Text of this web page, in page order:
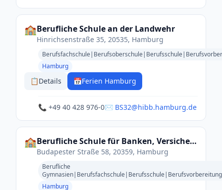
🏫Berufliche Schule an der Landwehr
Hinrichsenstraße 35, 20535, Hamburg
Hamburg
📋Details 📅Ferien Hamburg
📞 +49 40 428 976-0✉️ BS32@hibb.hamburg.de
🏫 Berufliche Schule für Banken, Versicherungen und Recht mit Beruflichem Gymnasium St. Pauli
Budapester Straße 58, 20359, Hamburg
Berufliche
Hamburg